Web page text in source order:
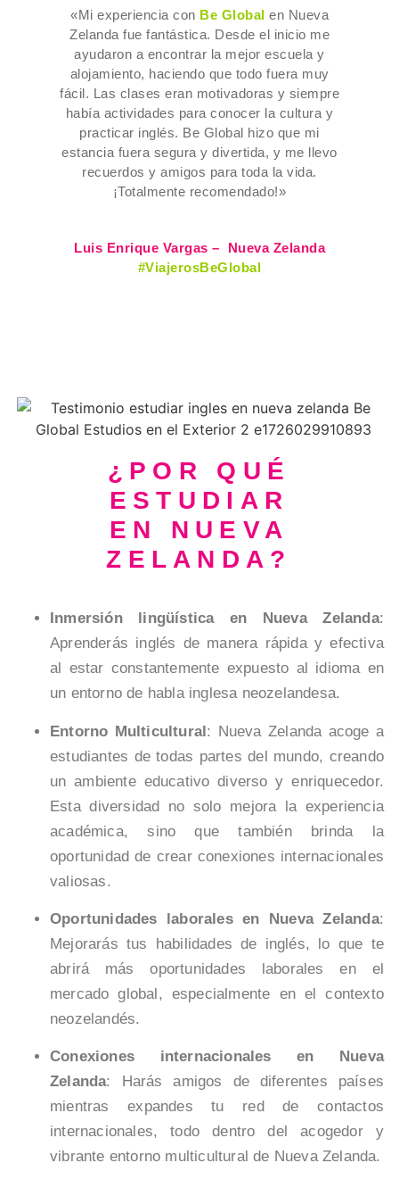
«Mi experiencia con Be Global en Nueva
Zelanda fue fantástica. Desde el inicio me
ayudaron a encontrar la mejor escuela y
alojamiento, haciendo que todo fuera muy
fácil. Las clases eran motivadoras y siempre
había actividades para conocer la cultura y
practicar inglés. Be Global hizo que mi
estancia fuera segura y divertida, y me llevo
recuerdos y amigos para toda la vida.
¡Totalmente recomendado!»
Luis Enrique Vargas – Nueva Zelanda
#ViajerosBeGlobal
¿POR QUÉ
ESTUDIAR
EN NUEVA
ZELANDA?
Inmersión lingüística en Nueva Zelanda:
Aprenderás inglés de manera rápida y efectiva
al estar constantemente expuesto al idioma en
un entorno de habla inglesa neozelandesa.
Entorno Multicultural: Nueva Zelanda acoge a
estudiantes de todas partes del mundo, creando
un ambiente educativo diverso y enriquecedor.
Esta diversidad no solo mejora la experiencia
académica, sino que también brinda la
oportunidad de crear conexiones internacionales
valiosas.
Oportunidades laborales en Nueva Zelanda:
Mejorarás tus habilidades de inglés, lo que te
abrirá más oportunidades laborales en el
mercado global, especialmente en el contexto
neozelandés.
Conexiones internacionales en Nueva
Zelanda: Harás amigos de diferentes países
mientras expandes tu red de contactos
internacionales, todo dentro del acogedor y
vibrante entorno multicultural de Nueva Zelanda.